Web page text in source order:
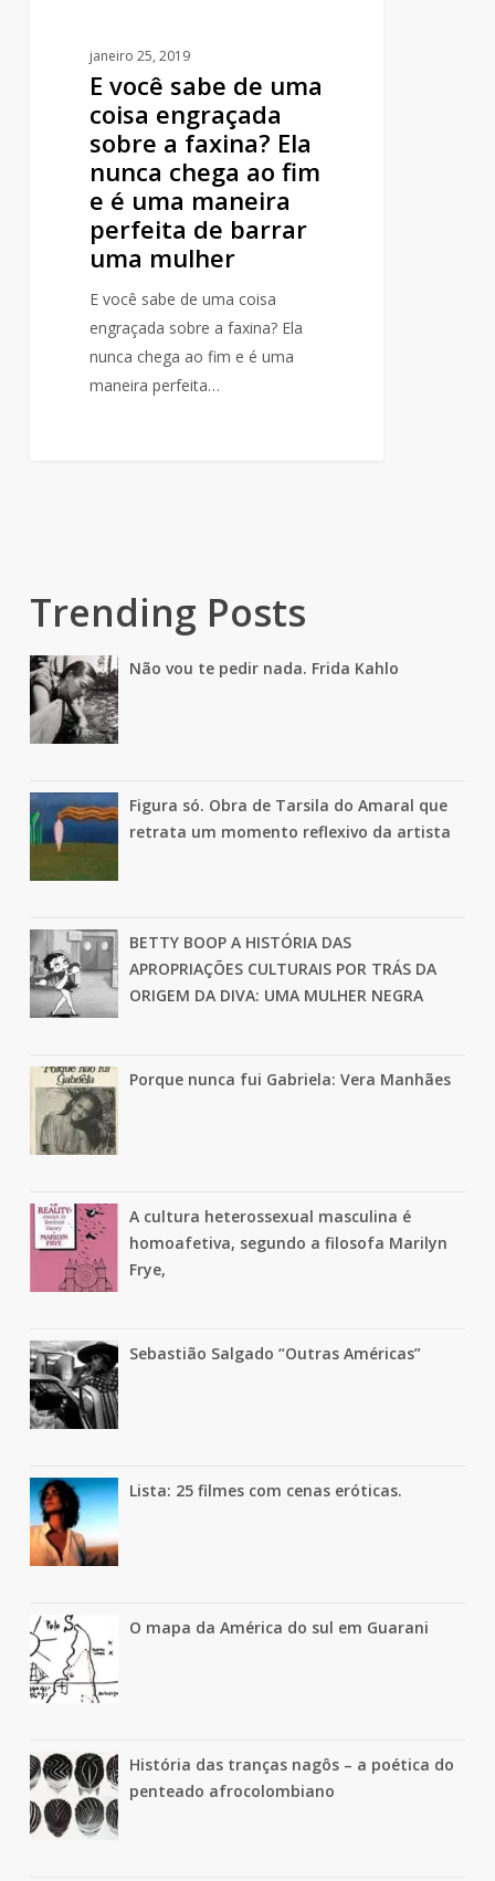
janeiro 25, 2019
E você sabe de uma
coisa engraçada
sobre a faxina? Ela
nunca chega ao fim
e é uma maneira
perfeita de barrar
uma mulher
E você sabe de uma coisa
engraçada sobre a faxina? Ela
nunca chega ao fim e é uma
maneira perfeita…
Trending Posts
Não vou te pedir nada. Frida Kahlo
Figura só. Obra de Tarsila do Amaral que
retrata um momento reflexivo da artista
BETTY BOOP A HISTÓRIA DAS
APROPRIAÇÕES CULTURAIS POR TRÁS DA
ORIGEM DA DIVA: UMA MULHER NEGRA
Porque nunca fui Gabriela: Vera Manhães
A cultura heterossexual masculina é
homoafetiva, segundo a filosofa Marilyn
Frye,
Sebastião Salgado “Outras Américas”
Lista: 25 filmes com cenas eróticas.
O mapa da América do sul em Guarani
História das tranças nagôs – a poética do
penteado afrocolombiano